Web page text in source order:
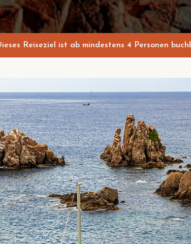
Reiseziel ist ab mindestens 4 Personen